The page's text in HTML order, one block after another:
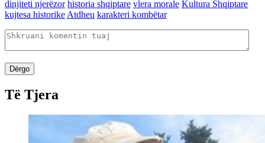
dinjiteti njerëzor historia shqiptare vlera morale Kultura Shqiptare
kujtesa historike Atdheu karakteri kombëtar
Dërgo
Të Tjera